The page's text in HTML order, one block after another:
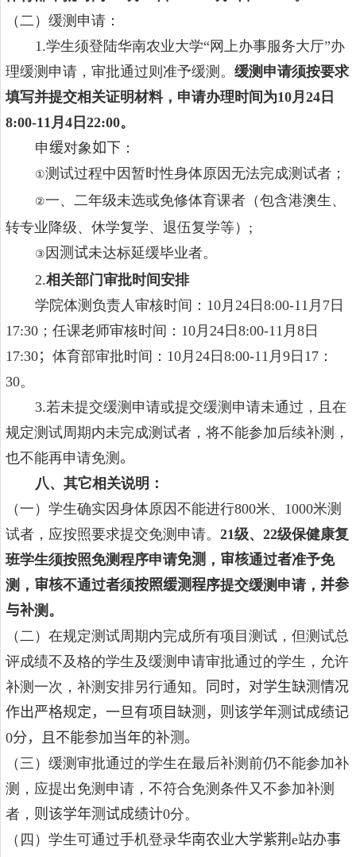
（二）缓测申请：
1.学生须登陆华南农业大学“网上办事服务大厅”办
理缓测申请，审批通过则准予缓测。 缓测申请须按要求
填写并提交相关证明材料，申请办理时间为10月 24 日
8:00-1 1 月 4 日 22:00。
申缓对象如下 ：
①测试过程中因暂时性身体原因无法完成测试者；
②一、二年级未选或免修体育课者（包含港澳生、
转专业降级、休学复学、退伍复学等） ;
③ 因 测试未达标延缓毕业者。
2.相关部门审批时间安排
学院体测负责人审核时间： 10 月 24日8:00-11 月 7日
17:30 ；任课老师审核时间： 10 月 24日8:00-11 月 8日
17:30； 体育部审批时间： 10 月 24日8:00-1 1 月 9日 17 ：
30。
3.若未提交缓测申请或提交缓测申请未通过，且在
规定测试周期内未完成测试者，将不能参加后续补测，
也不能再申请免测 。
八、其它相关说明：
（一）学生确实因身体原因不能进行800米、 1000米测
试者，应按照要求提交免测申请。 21级、 22级保健康复
班学生须按照免测程序申请免测 ， 审核通过者准予免
测， 审核不通过者须按照缓测程序提交缓测申请， 并参
与补测。
（二） 在规定测试周期内完成所有项目测试，但测试总
评成绩不及格的学生及缓测申请审批通过的学生，允许
补测一次，补测安排另行通知。
同时，对学生缺测情况
作出严格规定，一旦有项目缺测，则该学年测试成绩记
0分，且不能参加当年的补测。
（三）缓测审批通过的学生在最后补测前仍不能参加补
测，应提出免测申请，不符合免测条件又不参加补测
者， 则该学年测试成绩计0分。
（四）学生可通过手机登录华南农业大学紫荆 e站办事